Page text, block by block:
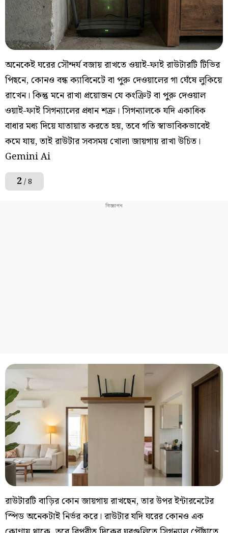
অনেকেই ঘরের সৌন্দর্য বজায় রাখতে ওয়াই-ফাই রাউটারটি টিভির
পিছনে, কোনও বন্ধ ক্যাবিনেটে বা পুরু দেওয়ালের গা ঘেঁষে লুকিয়ে
রাখেন। কিন্তু মনে রাখা প্রয়োজন যে কংক্রিট বা পুরু দেওয়াল
ওয়াই-ফাই সিগন্যালের প্রধান শত্রু। সিগন্যালকে যদি একাধিক
বাধার মধ্য দিয়ে যাতায়াত করতে হয়, তবে গতি স্বাভাবিকভাবেই
কমে যায়, তাই রাউটার সবসময় খোলা জায়গায় রাখা উচিত।
Gemini Ai
2 / 8
রাউটারটি বাড়ির কোন জায়গায় রাখছেন, তার উপর ইন্টারনেটের
স্পিড অনেকটাই নির্ভর করে। রাউটার যদি ঘরের কোনও এক